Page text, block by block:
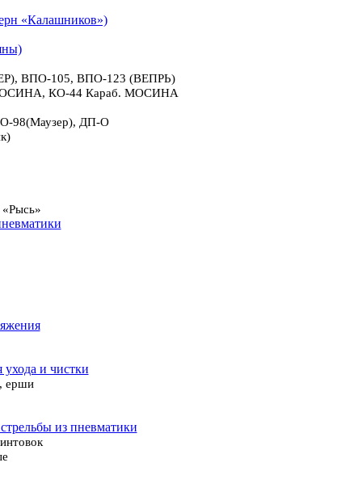
«Калашников»)
ВПО-105, ВПО-123 (ВЕПРЬ)
КО-44 Караб. МОСИНА
98(Маузер), ДП-О
ухода и чистки
ерши
из пневматики